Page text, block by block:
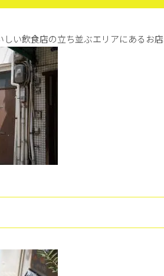
い飲食店の立ち並ぶエリアにあるお